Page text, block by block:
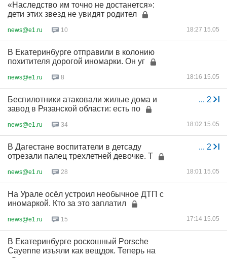
«Наследство им точно не достанется»:
дети этих звезд не увидят родител
news@e1.ru 10 18:27 15.05
В Екатеринбурге отправили в колонию
похитителя дорогой иномарки. Он уг
news@e1.ru 8 18:16 15.05
... 2
Беспилотники атаковали жилые дома и
завод в Рязанской области: есть по
news@e1.ru 34 18:02 15.05
... 2
В Дагестане воспитатели в детсаду
отрезали палец трехлетней девочке. Т
news@e1.ru 28 18:01 15.05
На Урале осёл устроил необычное ДТП с
иномаркой. Кто за это заплатил
news@e1.ru 15 17:14 15.05
В Екатеринбурге роскошный Porsche
Cayenne изъяли как вещдок. Теперь на